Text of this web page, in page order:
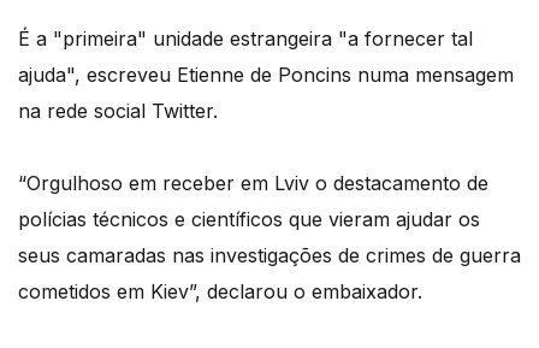
É a "primeira" unidade estrangeira "a fornecer tal
ajuda", escreveu Etienne de Poncins numa mensagem
na rede social Twitter.
“Orgulhoso em receber em Lviv o destacamento de
polícias técnicos e científicos que vieram ajudar os
seus camaradas nas investigações de crimes de guerra
cometidos em Kiev”, declarou o embaixador.